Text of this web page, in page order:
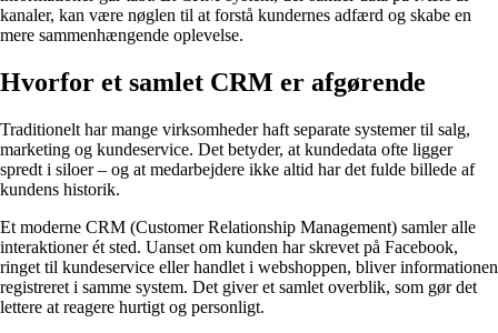
kanaler, kan være nøglen til at forstå kundernes adfærd og skabe en
mere sammenhængende oplevelse.
Hvorfor et samlet CRM er afgørende
Traditionelt har mange virksomheder haft separate systemer til salg,
marketing og kundeservice. Det betyder, at kundedata ofte ligger
spredt i siloer – og at medarbejdere ikke altid har det fulde billede af
kundens historik.
Et moderne CRM (Customer Relationship Management) samler alle
interaktioner ét sted. Uanset om kunden har skrevet på Facebook,
ringet til kundeservice eller handlet i webshoppen, bliver informationen
registreret i samme system. Det giver et samlet overblik, som gør det
lettere at reagere hurtigt og personligt.